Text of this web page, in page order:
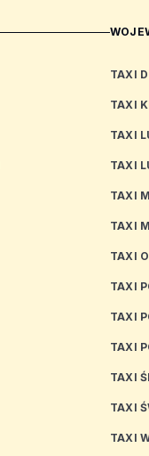
TAXI
TAXI
TAXI
TAXI
TAXI
TAXI
TAXI
TAXI
TAXI
TAXI
TAXI
TAXI
TAXI